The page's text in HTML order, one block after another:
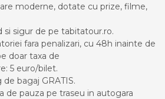
moderne, dotate cu prize, filme,
sigur de pe tabitatour.ro.
fara penalizari, cu 48h inainte de
doar taxa de
5 euro/bilet.
bagaj GRATIS.
de pauza pe traseu in autogara